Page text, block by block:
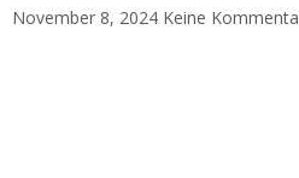
November 8, 2024 Keine